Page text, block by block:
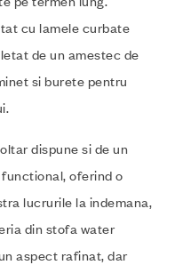
cu lamele curbate
de un amestec de
si burete pentru
dispune si de un
oferind o
lucrurile la indemana,
din stofa water
aspect rafinat, dar